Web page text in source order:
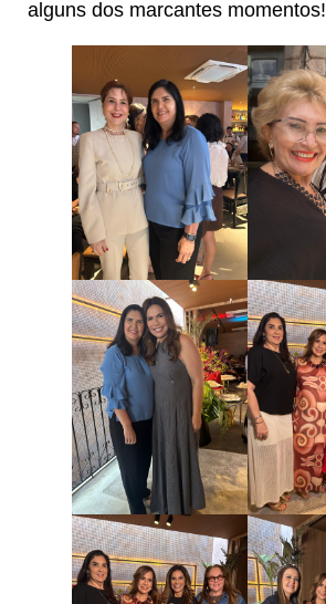
alguns dos marcantes momentos!